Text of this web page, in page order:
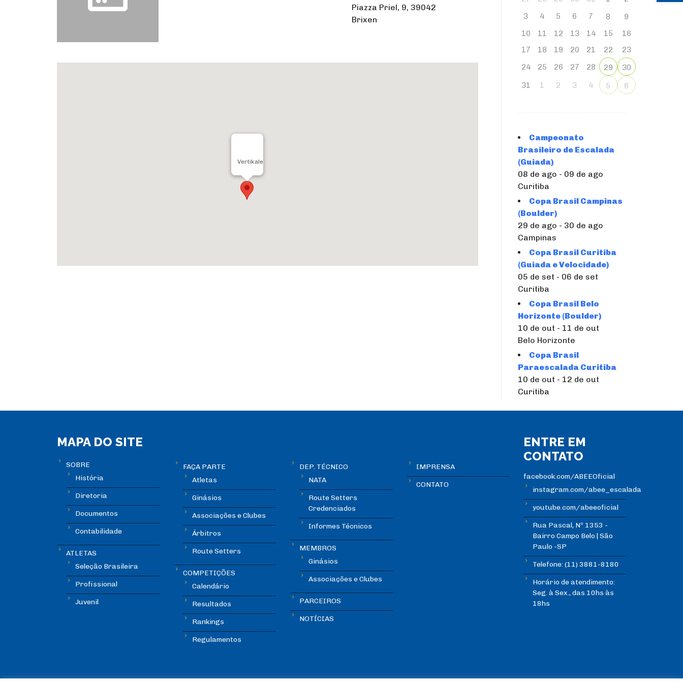
Piazza Priel, 9, 39042
Brixen
Vertikale
3
4 5 6 7 8
9
10
11 12 13 14 15
16
17
18 19 20 21 22
23
24
25 26 27 28 29
30
31
1 2 3 4 5 6
Campeonato
Brasileiro de Escalada
(Guiada)
08 de ago - 09 de ago
Curitiba
Copa Brasil Campinas
(Boulder)
29 de ago - 30 de ago
Campinas
Copa Brasil Curitiba
(Guiada e Velocidade)
05 de set - 06 de set
Curitiba
Copa Brasil Belo
Horizonte (Boulder)
10 de out - 11 de out
Belo Horizonte
Copa Brasil
Paraescalada Curitiba
10 de out - 12 de out
Curitiba
MAPA DO SITE
SOBRE
História
Diretoria
Documentos
Contabilidade
ATLETAS
Seleção Brasileira
Profissional
Juvenil
FAÇA PARTE
Atletas
Ginásios
Associações e Clubes
Árbitros
Route Setters
COMPETIÇÕES
Calendário
Resultados
Rankings
Regulamentos
DEP. TÉCNICO
NATA
Route Setters
Credenciados
Informes Técnicos
MEMBROS
Ginásios
Associações e Clubes
PARCEIROS
NOTÍCIAS
IMPRENSA
CONTATO
ENTRE EM
CONTATO
facebook.com/ABEEOficial
instagram.com/abee_escalada
youtube.com/abeeoficial
Rua Pascal, Nº 1353 -
Bairro Campo Belo | São
Paulo -SP
Telefone: (11) 3881-8180
Horário de atendimento:
Seg. à Sex., das 10hs às
18hs